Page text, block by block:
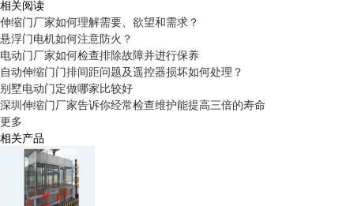
相关阅读
伸缩门厂家如何理解需要、欲望和需求？
悬浮门电机如何注意防火？
电动门厂家如何检查排除故障并进行保养
自动伸缩门门排间距问题及遥控器损坏如何处理？
别墅电动门定做哪家比较好
深圳伸缩门厂家告诉你经常检查维护能提高三倍的寿命
更多
相关产品